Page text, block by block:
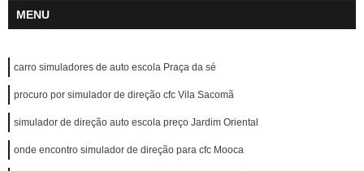
MENU
carro simuladores de auto escola Praça da sé
procuro por simulador de direção cfc Vila Sacomã
simulador de direção auto escola preço Jardim Oriental
onde encontro simulador de direção para cfc Mooca